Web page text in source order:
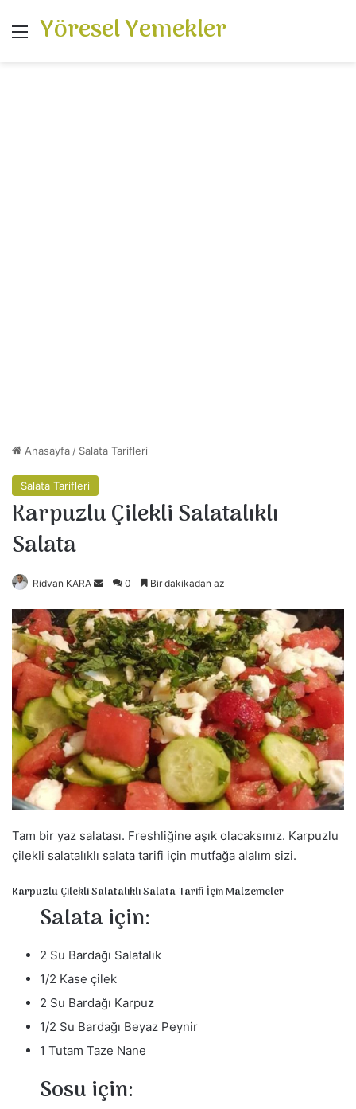
Menü
Yöresel Yemekler
Anasayfa / Salata Tarifleri
Salata Tarifleri
Karpuzlu Çilekli Salatalıklı
Salata
Ridvan KARA
r
e
-
p
o
s
t
a
g
ö
n
d
e
m
0 Bir dakikadan az
Tam bir yaz salatası. Freshliğine aşık olacaksınız. Karpuzlu
çilekli salatalıklı salata tarifi için mutfağa alalım sizi.
Karpuzlu Çilekli Salatalıklı Salata Tarifi İçin Malzemeler
Salata için:
2 Su Bardağı Salatalık
1/2 Kase çilek
2 Su Bardağı Karpuz
1/2 Su Bardağı Beyaz Peynir
1 Tutam Taze Nane
Sosu için: